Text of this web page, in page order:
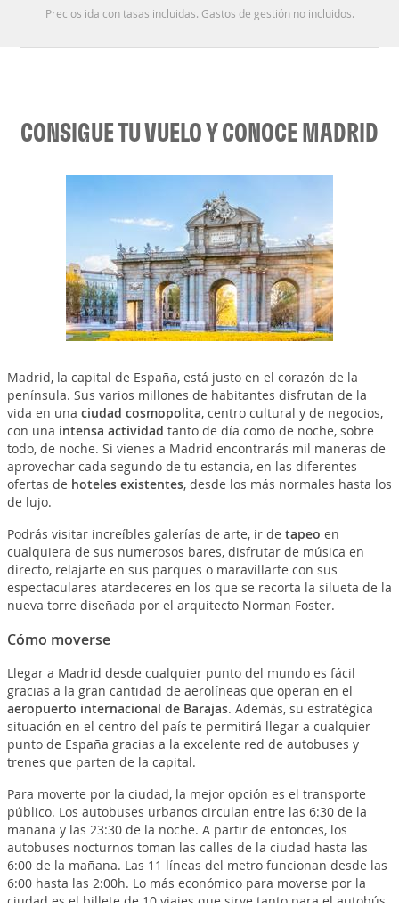
Precios ida con tasas incluidas. Gastos de gestión no incluidos.
CONSIGUE TU VUELO Y CONOCE MADRID
Madrid, la capital de España, está justo en el corazón de la
península. Sus varios millones de habitantes disfrutan de la
vida en una ciudad cosmopolita, centro cultural y de negocios,
con una intensa actividad tanto de día como de noche, sobre
todo, de noche. Si vienes a Madrid encontrarás mil maneras de
aprovechar cada segundo de tu estancia, en las diferentes
ofertas de hoteles existentes, desde los más normales hasta los
de lujo.
Podrás visitar increíbles galerías de arte, ir de tapeo en
cualquiera de sus numerosos bares, disfrutar de música en
directo, relajarte en sus parques o maravillarte con sus
espectaculares atardeceres en los que se recorta la silueta de la
nueva torre diseñada por el arquitecto Norman Foster.
Cómo moverse
Llegar a Madrid desde cualquier punto del mundo es fácil
gracias a la gran cantidad de aerolíneas que operan en el
aeropuerto internacional de Barajas. Además, su estratégica
situación en el centro del país te permitirá llegar a cualquier
punto de España gracias a la excelente red de autobuses y
trenes que parten de la capital.
Para moverte por la ciudad, la mejor opción es el transporte
público. Los autobuses urbanos circulan entre las 6:30 de la
mañana y las 23:30 de la noche. A partir de entonces, los
autobuses nocturnos toman las calles de la ciudad hasta las
6:00 de la mañana. Las 11 líneas del metro funcionan desde las
6:00 hasta las 2:00h. Lo más económico para moverse por la